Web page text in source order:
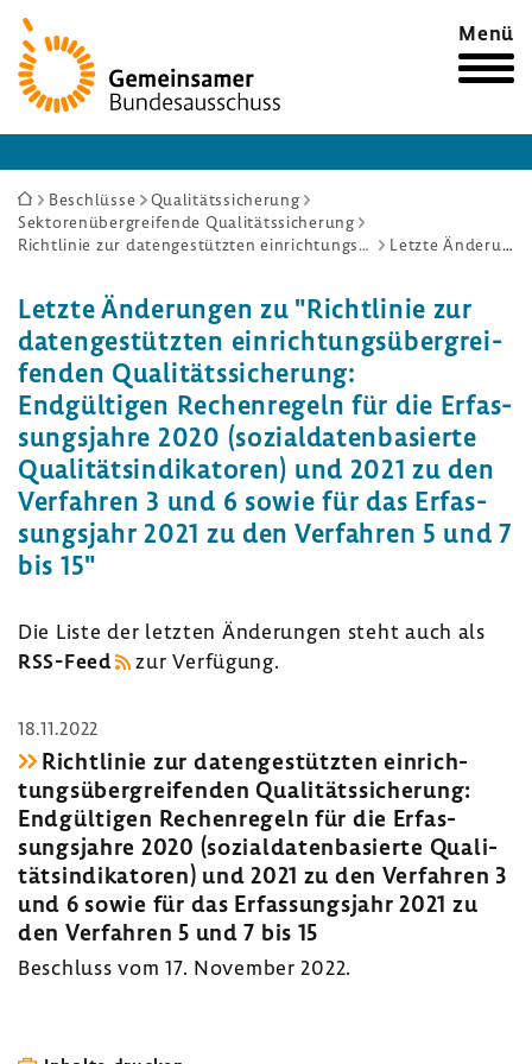
Zur
Startseite
Menü
Sie
sind
Beschlüsse
Qualitätssicherung
Sektorenübergreifende Qualitätssicherung
Richtlinie zur datengestützten einrichtungsübergreifenden Qualitätssicherung: Endgültigen Rechenregeln für die Erfassungsjahre 2020 (sozialdatenbasierte Qualitätsindikatoren) und 2021 zu den Verfahren 3 und 6 sowie für das Erfassungsjahr 2021 zu den Verfahren 5 und 7 bis 15
Letzte Änderungen
Letzte Ände­rungen zu "Richt­linie zur
daten­ge­stützten einrich­tungs­über­grei­
fenden Quali­täts­si­che­rung:
Endgül­tigen Rechen­re­geln für die Erfas­
sungs­jahre 2020 (sozi­al­da­ten­ba­sierte
Quali­täts­in­di­ka­toren) und 2021 zu den
Verfahren 3 und 6 sowie für das Erfas­
sungs­jahr 2021 zu den Verfahren 5 und 7
bis 15"
Die Liste der letzten Ände­rungen steht auch als
RSS-​Feed
zur Verfü­gung.
18.11.2022
Richt­linie zur daten­ge­stützten einrich­
tungs­über­grei­fenden Quali­täts­si­che­rung:
Endgül­tigen Rechen­re­geln für die Erfas­
sungs­jahre 2020 (sozi­al­da­ten­ba­sierte Quali­
täts­in­di­ka­toren) und 2021 zu den Verfahren 3
und 6 sowie für das Erfas­sungs­jahr 2021 zu
den Verfahren 5 und 7 bis 15
Beschluss vom 17. November 2022.